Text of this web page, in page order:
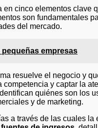
cinco elementos clave
son fundamentales
del mercado.
empresas
resuelve el negocio y
y captar la
quiénes son los
y de marketing.
a través de las cuales la